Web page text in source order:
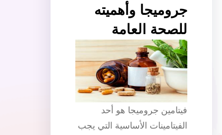
جروميجا وأهميته
للصحة العامة
فيتامين جروميجا هو أحد
الفيتامينات الأساسية التي يجب